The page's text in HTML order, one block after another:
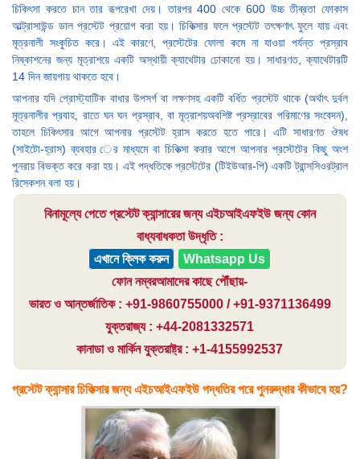
চিকিৎসা করতে চান তার রূপরেখা দেয়। তারপর 400 থেকে 600 উচ্চ তীব্রতা ফোকাস
আল্ট্রাসাউন্ড ডাল প্রস্টেট প্রয়োগ করা হয়। চিকিত্সার ফলে প্রস্টেট তৎক্ষণাৎ ফুলে যায় এবং
মূত্রনালী সংকুচিত করে। এই কারণে, প্রস্টেটের ফোলা কমে না যাওয়া পর্যন্ত প্রস্রাব
নিষ্কাশনের জন্য মূত্রাশয়ে একটি অস্থায়ী ক্যাথেটার ঢোকানো হয়। সাধারণত, ক্যাথেটারটি
14 দিন জায়গায় থাকতে হবে।
আপনার যদি প্রোস্ট্যাটিক বাধার উপসর্গ বা লক্ষণসহ একটি বর্ধিত প্রস্টেট থাকে (অর্থাৎ দুর্বল
মূত্রনালীর প্রবাহ, রাতে ঘন ঘন প্রস্রাব, বা মূত্রাশয়অবশিষ্ট প্রস্রাবের পরিমাণের সংবেদন),
তাহলে চিকিৎসার আগে আপনার প্রস্টেট হ্রাস করতে হতে পারে। এটি সাধারণত ঔষধ
(সাইটো-হ্রাস) ব্যবহার ের মাধ্যমে বা চিকিত্সা করার আগে আপনার প্রস্টেটের কিছু অংশ
পুনরায় বিভক্ত করে করা হয়। এই পদ্ধতিকে প্রস্টেটের (টিইউআর-পি) একটি ট্রান্সসিওরট্রাল
রিসেকশন বলা হয়।
বিনামূল্যে পেতে প্রস্টেট ক্যান্সারের জন্য এইচআইএফইউ জন্য কোন
বাধ্যবাধকতা উদ্ধৃতি :
এখানে ক্লিক করুন
Whatsapp Us
ফোন নম্বরআমাদের কাছে পৌঁছায়-
ভারত ও আন্তর্জাতিক : +91-9860755000 / +91-9371136499
যুক্তরাজ্য : +44-2081332571
কানাডা ও মার্কিন যুক্তরাষ্ট্র : +1-4155992537
প্রস্টেট ক্যান্সার চিকিত্সার জন্য এইচআইএফইউ পদ্ধতির পরে পুনরুদ্ধার কীভাবে হয়?